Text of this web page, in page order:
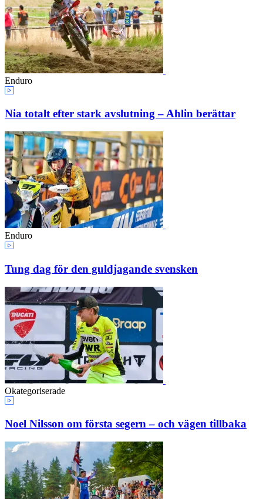
Enduro
Nia totalt efter stark avslutning – Ahlin berättar
Enduro
Tung dag för den guldjagande svensken
Okategoriserade
Noel Nilsson om första segern – och vägen tillbaka